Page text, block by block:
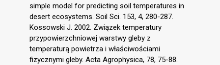
simple model for predicting soil temperatures in
desert ecosystems. Soil Sci. 153, 4, 280-287.
Kossowski J. 2002. Związek temperatury
przypowierzchniowej warstwy gleby z
temperaturą powietrza i właściwościami
fizycznymi gleby. Acta Agrophysica, 78, 75-88.